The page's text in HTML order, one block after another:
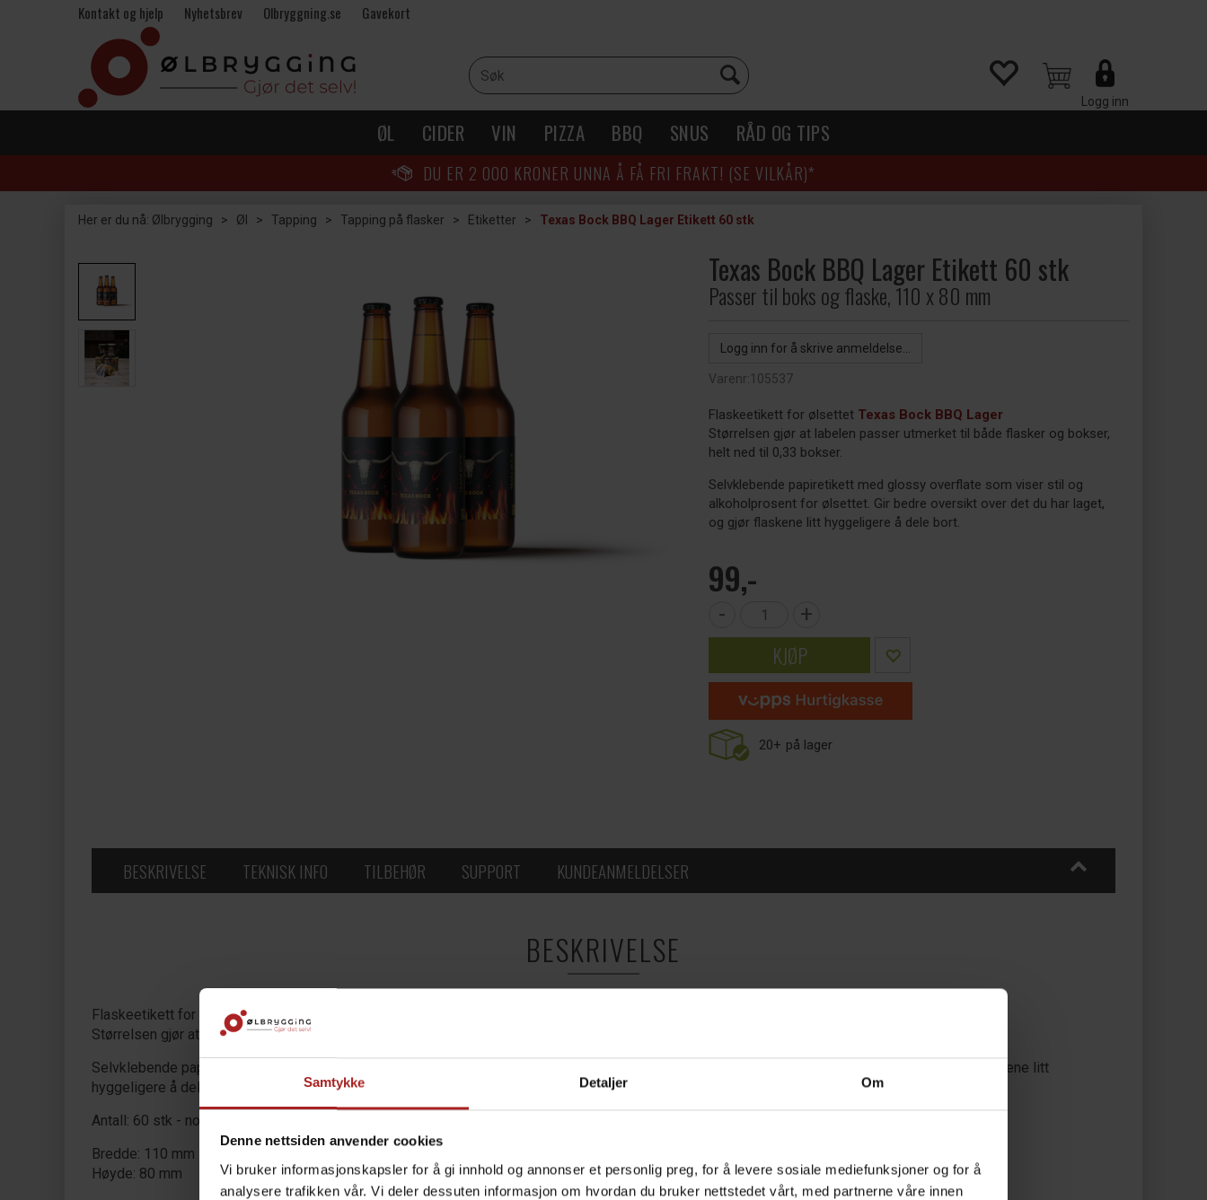
Samtykke Detaljer Om
Denne nettsiden anvender cookies
Vi bruker informasjonskapsler for å gi innhold og annonser et personlig preg, for å levere sosiale mediefunksjoner og for å
analysere trafikken vår. Vi deler dessuten informasjon om hvordan du bruker nettstedet vårt, med partnerne våre innen
Kontakt og hjelp Nyhetsbrev Olbryggning.se Gavekort
Logg inn
ØL CIDER VIN PIZZA BBQ SNUS RÅD OG TIPS
DU ER 2 000 KRONER UNNA Å FÅ FRI FRAKT! (SE VILKÅR)*
Her er du nå: Ølbrygging > Øl > Tapping > Tapping på flasker > Etiketter > Texas Bock BBQ Lager Etikett 60 stk
Texas Bock BBQ Lager Etikett 60 stk
Passer til boks og flaske, 110 x 80 mm
Logg inn for å skrive anmeldelse...
Varenr:105537
Flaskeetikett for ølsettet Texas Bock BBQ Lager
Størrelsen gjør at labelen passer utmerket til både flasker og bokser,
helt ned til 0,33 bokser.
Selvklebende papiretikett med glossy overflate som viser stil og
alkoholprosent for ølsettet. Gir bedre oversikt over det du har laget,
og gjør flaskene litt hyggeligere å dele bort.
99,-
- +
KJØP
20+ på lager
BESKRIVELSE TEKNISK INFO TILBEHØR SUPPORT KUNDEANMELDELSER
BESKRIVELSE
Flaskeetikett for ølsettetTexas Bock BBQ Lager
Størrelsen gjør at labelen passer utmerket til både flasker og bokser, helt ned til 0,33 bokser.
Selvklebende papiretikett med glossy overflate som viser stil og alkoholprosent for ølsettet. Gir bedre oversikt over det du har laget, og gjør flaskene litt
hyggeligere å dele bort.
Antall: 60 stk - nok til 20 liter på 0,33 flaske/boks
Bredde: 110 mm
Høyde: 80 mm